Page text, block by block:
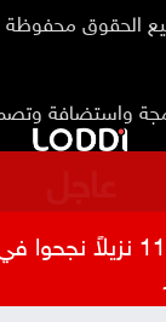
واستضافة
الأمن العام يكرّم 117